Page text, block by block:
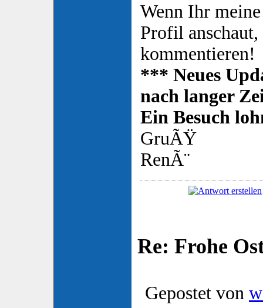
Wenn Ihr
Profil
kommentieren!
*** Neues
nach langer
Ein Besuch
GruÃŸ
RenÃ¨
Re: Frohe
Gepostet von